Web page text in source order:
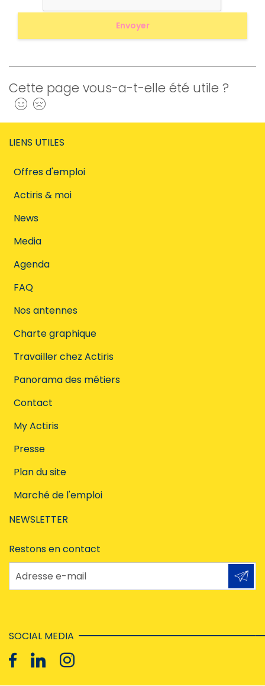
Cette page vous-a-t-elle été utile ?
Oui
LIENS UTILES
Offres d'emploi
Actiris & moi
News
Media
Agenda
FAQ
Nos antennes
Charte graphique
Travailler chez Actiris
Panorama des métiers
Contact
My Actiris
Presse
Plan du site
Marché de l'emploi
NEWSLETTER
Restons en contact
Adresse e-mail
SOCIAL MEDIA